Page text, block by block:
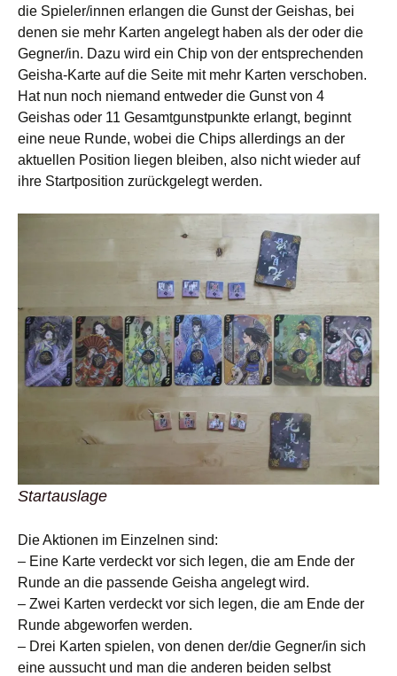
die Spieler/innen erlangen die Gunst der Geishas, bei
denen sie mehr Karten angelegt haben als der oder die
Gegner/in. Dazu wird ein Chip von der entsprechenden
Geisha-Karte auf die Seite mit mehr Karten verschoben.
Hat nun noch niemand entweder die Gunst von 4
Geishas oder 11 Gesamtgunstpunkte erlangt, beginnt
eine neue Runde, wobei die Chips allerdings an der
aktuellen Position liegen bleiben, also nicht wieder auf
ihre Startposition zurückgelegt werden.
Startauslage
Die Aktionen im Einzelnen sind:
– Eine Karte verdeckt vor sich legen, die am Ende der
Runde an die passende Geisha angelegt wird.
– Zwei Karten verdeckt vor sich legen, die am Ende der
Runde abgeworfen werden.
– Drei Karten spielen, von denen der/die Gegner/in sich
eine aussucht und man die anderen beiden selbst